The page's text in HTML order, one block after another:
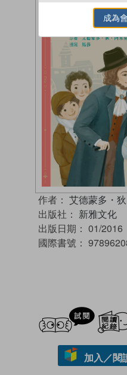
作者： 艾德蒙多・
出版社： 新雅文化
出版日期： 01/2016
國際書號：
試閲
加入／閱
成為